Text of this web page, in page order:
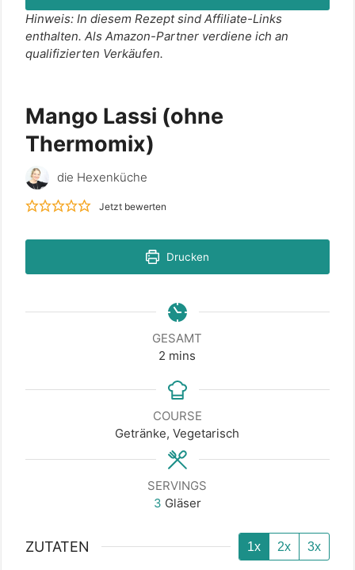
Hinweis: In diesem Rezept sind Affiliate-Links
enthalten. Als Amazon-Partner verdiene ich an
qualifizierten Verkäufen.
Mango Lassi (ohne
Thermomix)
die Hexenküche
Jetzt bewerten
Drucken
GESAMT
2 minutes
mins
COURSE
Getränke, Vegetarisch
SERVINGS
3 Gläser
ZUTATEN 1x 2x 3x